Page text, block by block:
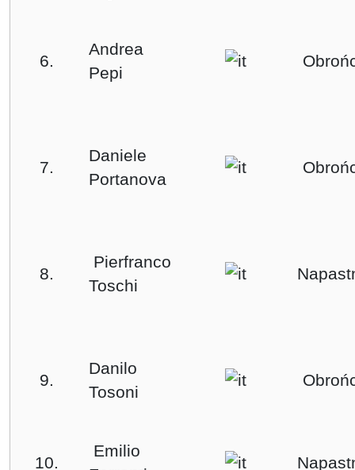
6.
Andrea
Pepi
7.
Daniele
Portanova
8.
Pierfranco
Toschi
9.
Danilo
Tosoni
10.
Emilio